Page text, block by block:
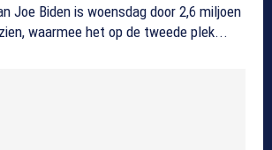
door 2,6 miljoen
waarmee het op de tweede plek...